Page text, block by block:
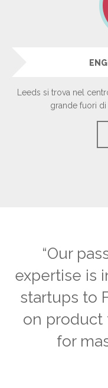
Leeds si trova nel
grande fuori
“Our
expertise is
startups to
on product
for